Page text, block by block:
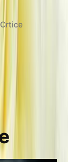
Posted
Crtice